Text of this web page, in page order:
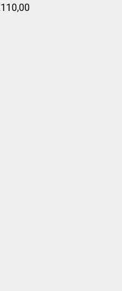
di listino